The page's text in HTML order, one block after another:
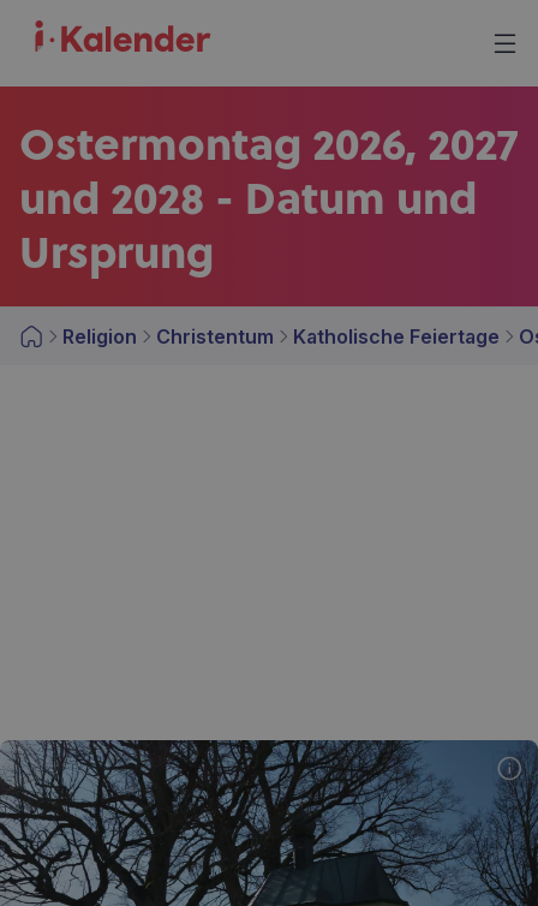
Ostermontag 2026, 2027
und 2028 - Datum und
Ursprung
Religion Christentum Katholische Feiertage